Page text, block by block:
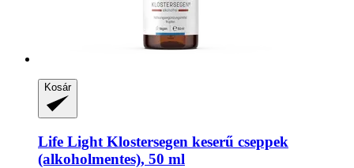
Kosár
Life Light Klostersegen keserű cseppek
(alkoholmentes), 50 ml